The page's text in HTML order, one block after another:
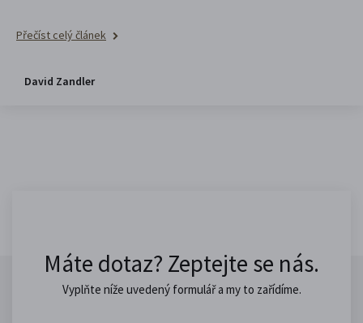
Přečíst celý článek
David Zandler
Máte dotaz? Zeptejte se nás.
Vyplňte níže uvedený formulář a my to zařídíme.